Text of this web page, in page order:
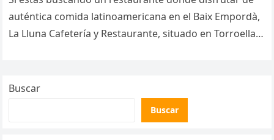
auténtica comida latinoamericana en el Baix Empordà,
La Lluna Cafetería y Restaurante, situado en Torroella
Buscar
Buscar